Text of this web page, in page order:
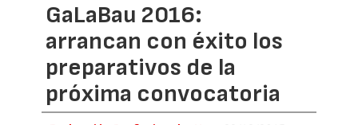
GaLaBau 2016:
arrancan con éxito los
preparativos de la
próxima convocatoria